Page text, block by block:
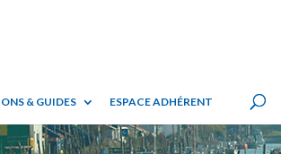
& GUIDES ESPACE ADHÉRENT